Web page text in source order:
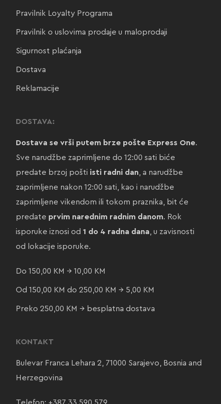
Pravilnik Loyalty Programa
Pravilnik o uslovima prodaje u maloprodaji
Sigurnost plaćanja
Dostava
Reklamacije
DOSTAVA:
Dostava se vrši putem brze pošte Express One.
Sve narudžbe zaprimljene do 12:00 sati biće
predate brzoj pošti isti radni dan, a narudžbe
zaprimljene nakon 12:00 sati, kao i narudžbe
zaprimljene vikendom ili tokom praznika, bit će
predate prvim narednim radnim danom. Rok
isporuke iznosi od 1 do 4 radna dana, u zavisnosti
od lokacije isporuke.
Do 150,00 KM → 10,00 KM
Od 150,00 KM do 250,00 KM → 5,00 KM
Preko 250,00 KM → besplatna dostava
KONTAKT
Bulevar Franca Lehara 2, 71000 Sarajevo, Bosnia and
Herzegovina